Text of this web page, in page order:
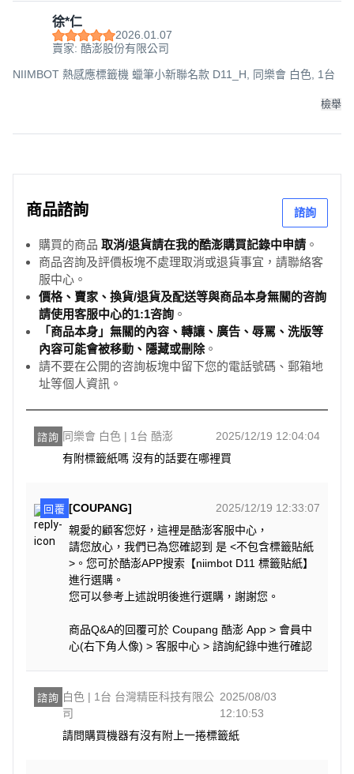
徐*仁
2026.01.07
賣家: 酷澎股份有限公司
NIIMBOT 熱感應標籤機 蠟筆小新聯名款 D11_H, 同樂會 白色, 1台
檢舉
商品諮詢 諮詢
購買的商品 取消/退貨請在我的酷澎購買記錄中申請 。
商品咨詢及評價板塊不處理取消或退貨事宜，請聯絡客
服中心。
價格、賣家、換貨/退貨及配送等與商品本身無關的咨詢
請使用客服中心的1:1咨詢 。
「商品本身」無關的內容、轉讓、廣告、辱罵、洗版等
內容可能會被移動、隱藏或刪除。
請不要在公開的咨詢板塊中留下您的電話號碼、郵箱地
址等個人資訊。
諮詢 同樂會 白色 | 1台 酷澎
2025/12/19 12:04:04
有附標籤紙嗎 沒有的話要在哪裡買
回覆 [COUPANG]
2025/12/19 12:33:07
親愛的顧客您好，這裡是酷澎客服中心，
請您放心，我們已為您確認到 是 <不包含標籤貼紙
>。您可於酷澎APP搜索【niimbot D11 標籤貼紙】
進行選購。
您可以參考上述說明後進行選購，謝謝您。
商品Q&A的回覆可於 Coupang 酷澎 App > 會員中
心(右下角人像) > 客服中心 > 諮詢紀錄中進行確認
諮詢 白色 | 1台 台灣精臣科技有限公
司
2025/08/03
12:10:53
請問購買機器有沒有附上一捲標籤紙